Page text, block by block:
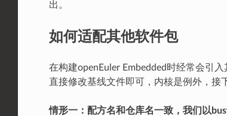
出。
如何适配其他软件包
在构建openEuler Embedded时经常会引
直接修改基线文件即可，内核是例外，接
情形一：配方名和仓库名一致，我们以